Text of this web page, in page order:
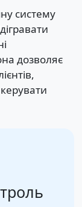
систему
дозволяє